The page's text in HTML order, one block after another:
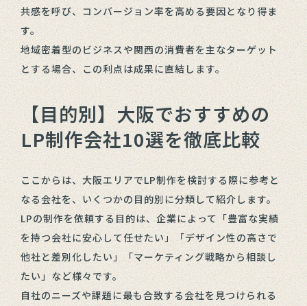
共感を呼び、コンバージョン率を高める要因となり得ま
す。
地域密着型のビジネスや関西の消費者を主なターゲット
とする場合、この利点は成果に直結します。
【目的別】大阪でおすすめの
LP制作会社10選を徹底比較
ここからは、大阪エリアでLP制作を検討する際に参考と
なる会社を、いくつかの目的別に分類して紹介します。
LPの制作を依頼する目的は、企業によって「豊富な実績
を持つ会社に安心して任せたい」「デザイン性の高さで
他社と差別化したい」「マーケティング戦略から相談し
たい」など様々です。
自社のニーズや課題に最も合致する会社を見つけられる